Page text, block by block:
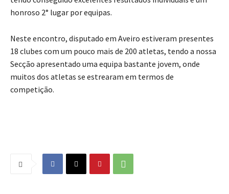
honroso 2° lugar por equipas.
Neste encontro, disputado em Aveiro estiveram presentes
18 clubes com um pouco mais de 200 atletas, tendo a nossa
Secção apresentado uma equipa bastante jovem, onde
muitos dos atletas se estrearam em termos de
competição.